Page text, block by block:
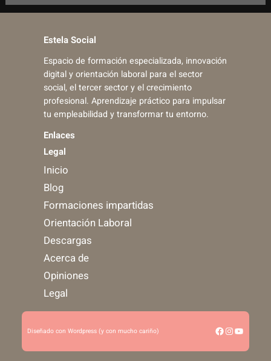
Estela Social
Espacio de formación especializada, innovación
digital y orientación laboral para el sector
social, el tercer sector y el crecimiento
profesional. Aprendizaje práctico para impulsar
tu empleabilidad y transformar tu entorno.
Enlaces
Legal
Inicio
Blog
Formaciones impartidas
Orientación Laboral
Descargas
Acerca de
Opiniones
Legal
Diseñado con Wordpress (y con mucho cariño) Facebook
Instagram